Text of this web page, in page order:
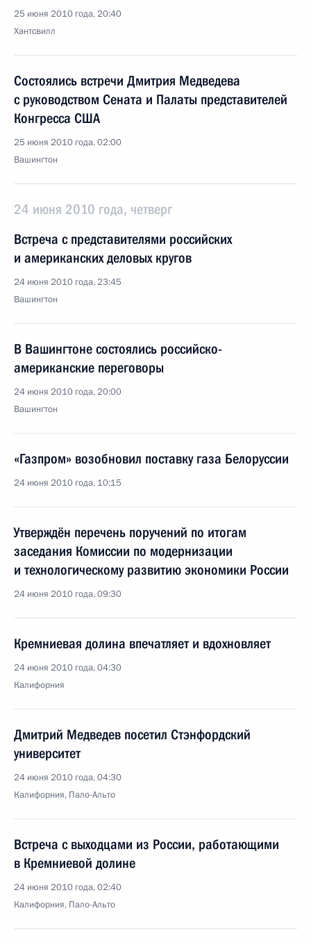
25 июня 2010 года, 20:40
Хантсвилл
Состоялись встречи Дмитрия Медведева
с руководством Сената и Палаты представителей
Конгресса США
25 июня 2010 года, 02:00
Вашингтон
24 июня 2010 года, четверг
Встреча с представителями российских
и американских деловых кругов
24 июня 2010 года, 23:45
Вашингтон
В Вашингтоне состоялись российско-
американские переговоры
24 июня 2010 года, 20:00
Вашингтон
«Газпром» возобновил поставку газа Белоруссии
24 июня 2010 года, 10:15
Утверждён перечень поручений по итогам
заседания Комиссии по модернизации
и технологическому развитию экономики России
24 июня 2010 года, 09:30
Кремниевая долина впечатляет и вдохновляет
24 июня 2010 года, 04:30
Калифорния
Дмитрий Медведев посетил Стэнфордский
университет
24 июня 2010 года, 04:30
Калифорния, Пало-Альто
Встреча с выходцами из России, работающими
в Кремниевой долине
24 июня 2010 года, 02:40
Калифорния, Пало-Альто